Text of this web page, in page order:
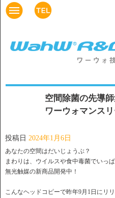
空間除菌の先導
ワーウォマンス
投稿日 2024年1月6日
あなたの空間はだいじょうぶ？
まわりは、ウイルスや食中毒菌でいっぱ
無光触媒の新商品開発中！
こんなヘッドコピーで昨年9月1日にリ